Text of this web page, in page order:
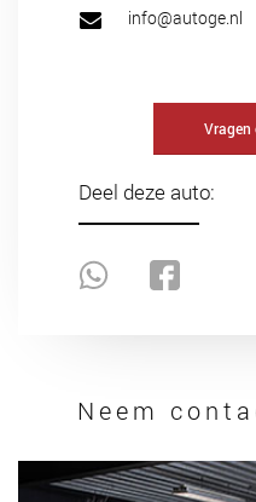
info@autoge.nl
Vragen
Deel deze auto:
Neem